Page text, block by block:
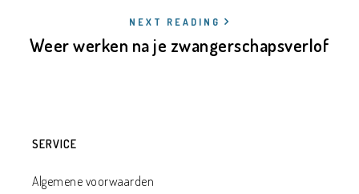
NEXT READING
Weer werken na je zwangerschapsverlof
SERVICE
Algemene voorwaarden